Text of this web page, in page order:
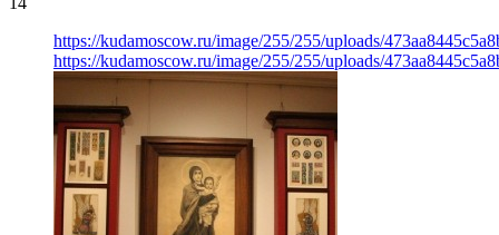
https://kudamoscow.ru/image/255/255/uploads/
https://kudamoscow.ru/image/255/255/uploads/